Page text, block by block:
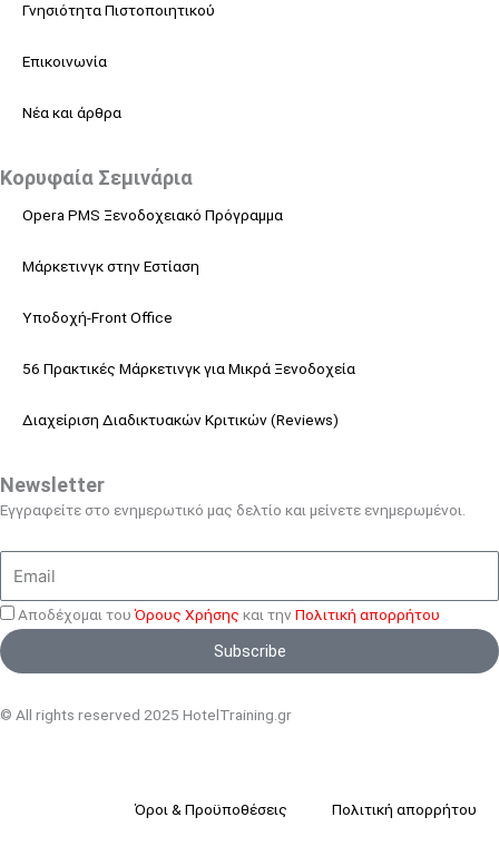
Γνησιότητα Πιστοποιητικού
Επικοινωνία
Νέα και άρθρα
Κορυφαία Σεμινάρια
Opera PMS Ξενοδοχειακό Πρόγραμμα
Μάρκετινγκ στην Εστίαση
Υποδοχή-Front Office
56 Πρακτικές Μάρκετινγκ για Μικρά Ξενοδοχεία
Διαχείριση Διαδικτυακών Κριτικών (Reviews)
Newsletter
Εγγραφείτε στο ενημερωτικό μας δελτίο και μείνετε ενημερωμένοι.
Αποδέχομαι του Όρους Χρήσης και τηνΠολιτική απορρήτου
Subscribe
© All rights reserved 2025 HotelTraining.gr
Όροι & Προϋποθέσεις Πολιτική απορρήτου